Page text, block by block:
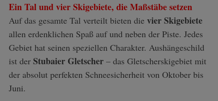
Ein Tal und vier Skigebiete, die Maßstäbe setzen
Auf das gesamte Tal verteilt bieten die vier Skigebiete
allen erdenklichen Spaß auf und neben der Piste. Jedes
Gebiet hat seinen speziellen Charakter. Aushängeschild
ist derStubaier Gletscher– das Gletscherskigebiet mit
der absolut perfekten Schneesicherheit von Oktober bis
Juni.